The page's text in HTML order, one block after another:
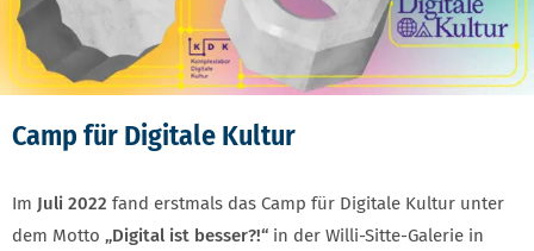
Camp für Digitale Kultur
Im Juli 2022 fand erstmals das Camp für Digitale Kultur unter
dem Motto „Digital ist besser?!“ in der Willi-Sitte-Galerie in